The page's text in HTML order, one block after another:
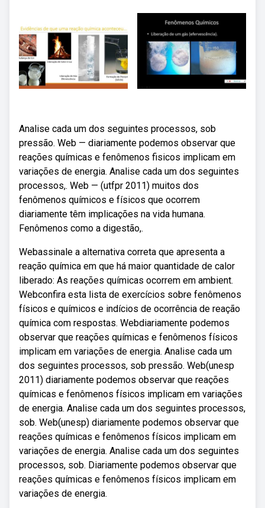
Analise cada um dos seguintes processos, sob
pressão. Web — diariamente podemos observar que
reações químicas e fenômenos fisicos implicam em
variações de energia. Analise cada um dos seguintes
processos,. Web — (utfpr 2011) muitos dos
fenômenos químicos e físicos que ocorrem
diariamente têm implicações na vida humana.
Fenômenos como a digestão,.
Webassinale a alternativa correta que apresenta a
reação química em que há maior quantidade de calor
liberado: As reações químicas ocorrem em ambient.
Webconfira esta lista de exercícios sobre fenômenos
físicos e químicos e indícios de ocorrência de reação
química com respostas. Webdiariamente podemos
observar que reações químicas e fenômenos físicos
implicam em variações de energia. Analise cada um
dos seguintes processos, sob pressão. Web(unesp
2011) diariamente podemos observar que reações
químicas e fenômenos físicos implicam em variações
de energia. Analise cada um dos seguintes processos,
sob. Web(unesp) diariamente podemos observar que
reações químicas e fenômenos físicos implicam em
variações de energia. Analise cada um dos seguintes
processos, sob. Diariamente podemos observar que
reações químicas e fenômenos físicos implicam em
variações de energia.